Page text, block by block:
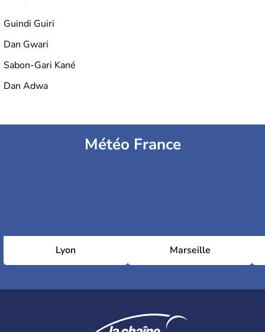
Guindi Guiri
Dan Gwari
Sabon-Gari Kané
Dan Adwa
Météo France
Lyon Marseille